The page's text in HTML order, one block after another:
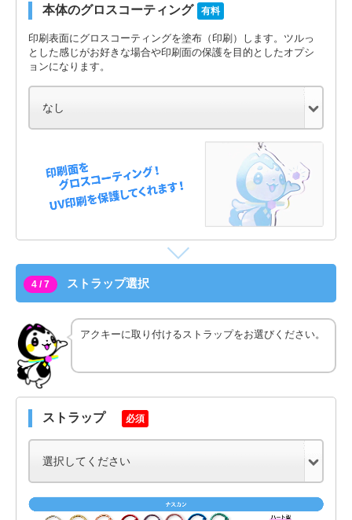
本体のグロスコーティング 有料
印刷表面にグロスコーティングを塗布（印刷）します。ツルっ
とした感じがお好きな場合や印刷面の保護を目的としたオプシ
ョンになります。
4 / 7 ストラップ選択
アクキーに取り付けるストラップをお選びください。
ストラップ 必須